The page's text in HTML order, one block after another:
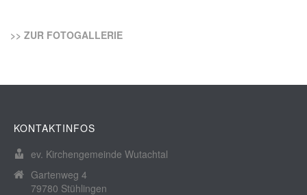
>> ZUR FOTOGALLERIE
KONTAKTINFOS
ev. Kirchengemeinde Wutachtal
Gartenweg 4
79780 Stühlingen